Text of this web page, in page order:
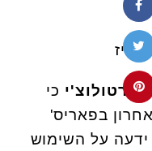
ברטולוצ'י כי
בפאריס'
על השימוש